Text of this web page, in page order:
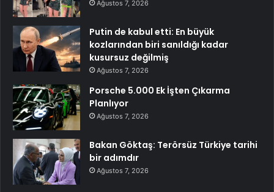
Ağustos 7, 2026
Putin de kabul etti: En büyük
kozlarından biri sanıldığı kadar
kusursuz değilmiş
Ağustos 7, 2026
Porsche 5.000 Ek İşten Çıkarma
Planlıyor
Ağustos 7, 2026
Bakan Göktaş: Terörsüz Türkiye tarihi
bir adımdır
Ağustos 7, 2026